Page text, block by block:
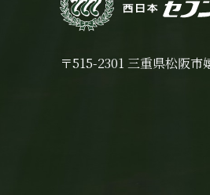
〒515-2301 三重県松阪市